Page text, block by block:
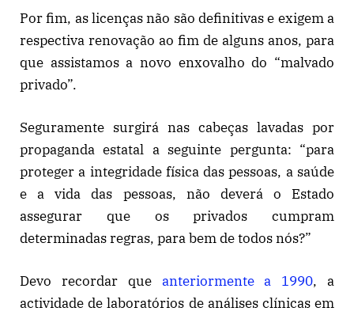
Por fim, as licenças não são definitivas e exigem a
respectiva renovação ao fim de alguns anos, para
que assistamos a novo enxovalho do “malvado
privado”.
Seguramente surgirá nas cabeças lavadas por
propaganda estatal a seguinte pergunta: “para
proteger a integridade física das pessoas, a saúde
e a vida das pessoas, não deverá o Estado
assegurar que os privados cumpram
determinadas regras, para bem de todos nós?”
Devo recordar que anteriormente a 1990, a
actividade de laboratórios de análises clínicas em